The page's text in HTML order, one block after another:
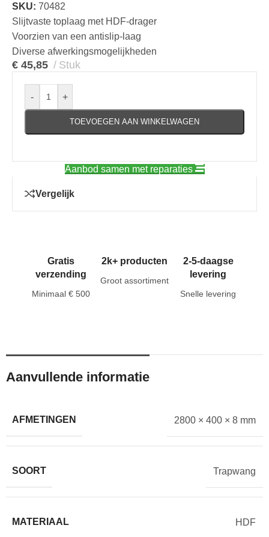
SKU: 70482
Slijtvaste toplaag met HDF-drager
Voorzien van een antislip-laag
Diverse afwerkingsmogelijkheden
€ 45,85 Stuk
- +
TOEVOEGEN AAN WINKELWAGEN
Aanbod samen met reparaties
Vergelijk
Gratis
verzending
Minimaal € 500
2k+ producten
Groot assortiment
2-5-daagse
levering
Snelle levering
Aanvullende informatie
AFMETINGEN 2800 × 400 × 8 mm
SOORT Trapwang
MATERIAAL HDF